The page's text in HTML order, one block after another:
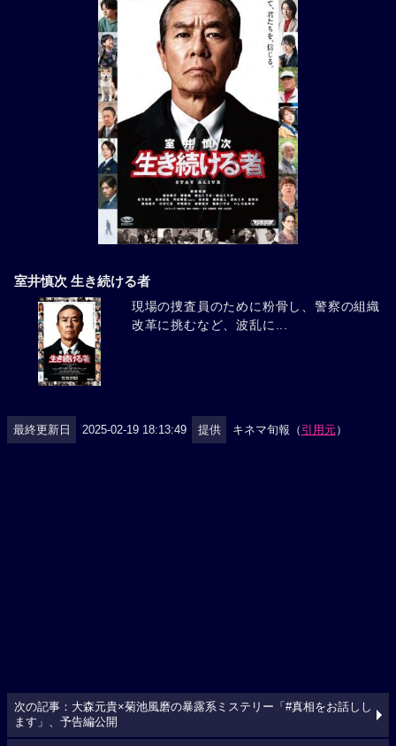
室井慎次 生き続ける者
現場の捜査員のために粉骨し、警察の組織
改革に挑むなど、波乱に...
最終更新日 2025-02-19 18:13:49 提供 キネマ旬報（ 引用元）
次の記事：大森元貴×菊池風磨の暴露系ミステリー「#真相をお話しし
ます」、予告編公開